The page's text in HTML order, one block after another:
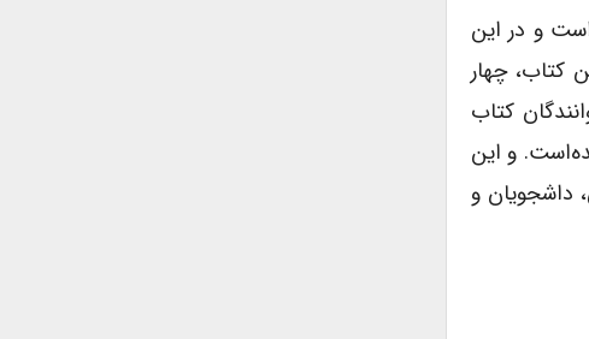
و در این
کتاب، چهار
کتاب
نخست افزوده شده‌است. و این
داشجویان و